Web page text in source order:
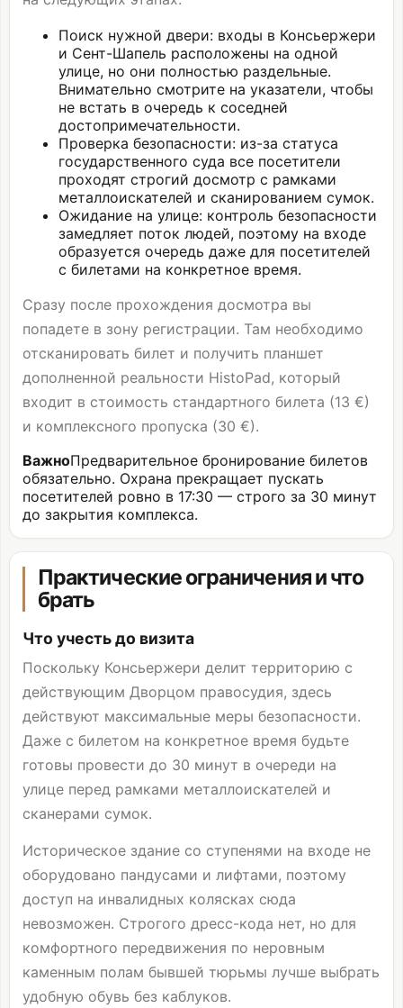
Поиск нужной двери: входы в Консьержери
и Сент-Шапель расположены на одной
улице, но они полностью раздельные.
Внимательно смотрите на указатели, чтобы
не встать в очередь к соседней
достопримечательности.
Проверка безопасности: из-за статуса
государственного суда все посетители
проходят строгий досмотр с рамками
металлоискателей и сканированием сумок.
Ожидание на улице: контроль безопасности
замедляет поток людей, поэтому на входе
образуется очередь даже для посетителей
с билетами на конкретное время.
Сразу после прохождения досмотра вы
попадете в зону регистрации. Там необходимо
отсканировать билет и получить планшет
дополненной реальности HistoPad, который
входит в стоимость стандартного билета (13 €)
и комплексного пропуска (30 €).
ВажноПредварительное бронирование билетов
обязательно. Охрана прекращает пускать
посетителей ровно в 17:30 — строго за 30 минут
до закрытия комплекса.
Практические ограничения и что
брать
Что учесть до визита
Поскольку Консьержери делит территорию с
действующим Дворцом правосудия, здесь
действуют максимальные меры безопасности.
Даже с билетом на конкретное время будьте
готовы провести до 30 минут в очереди на
улице перед рамками металлоискателей и
сканерами сумок.
Историческое здание со ступенями на входе не
оборудовано пандусами и лифтами, поэтому
доступ на инвалидных колясках сюда
невозможен. Строгого дресс-кода нет, но для
комфортного передвижения по неровным
каменным полам бывшей тюрьмы лучше выбрать
удобную обувь без каблуков.